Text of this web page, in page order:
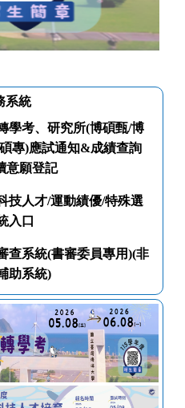
系統
學考、研究所(博碩甄/博
專)應試通知&成績查詢
意願登記
技人才/運動績優/特殊選
入口
查系統(書審委員專用)(非
助系統)